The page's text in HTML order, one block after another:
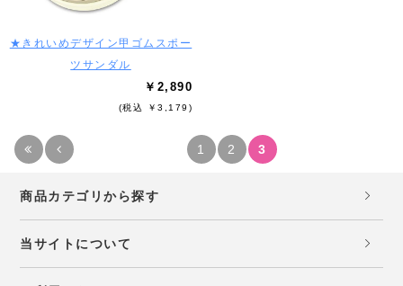
★きれいめデザイン甲ゴムスポー
ツサンダル
￥2,890
(税込 ￥3,179)
1 2 3
商品カテゴリから探す
当サイトについて